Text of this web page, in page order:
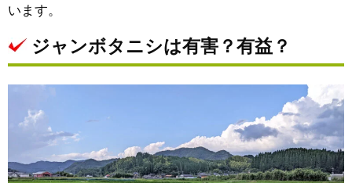
います。
ジャンボタニシは有害？有益？